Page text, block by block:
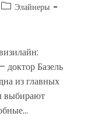
Элайнеры
доктор Базель
из главных
выбирают